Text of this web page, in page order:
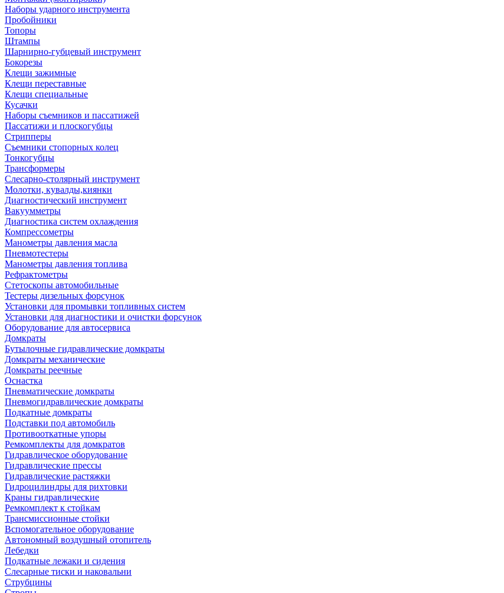
Наборы ударного инструмента
Пробойники
Топоры
Штампы
Шарнирно-губцевый инструмент
Бокорезы
Клещи зажимные
Клещи переставные
Клещи специальные
Кусачки
Наборы съемников и пассатижей
Пассатижи и плоскогубцы
Стрипперы
Съемники стопорных колец
Тонкогубцы
Трансформеры
Слесарно-столярный инструмент
Молотки, кувалды,киянки
Диагностический инструмент
Вакуумметры
Диагностика систем охлаждения
Компрессометры
Манометры давления масла
Пневмотестеры
Манометры давления топлива
Рефрактометры
Стетоскопы автомобильные
Тестеры дизельных форсунок
Установки для промывки топливных систем
Установки для диагностики и очистки форсунок
Оборудование для автосервиса
Домкраты
Бутылочные гидравлические домкраты
Домкраты механические
Домкраты реечные
Оснастка
Пневматические домкраты
Пневмогидравлические домкраты
Подкатные домкраты
Подставки под автомобиль
Противооткатные упоры
Ремкомплекты для домкратов
Гидравлическое оборудование
Гидравлические прессы
Гидравлические растяжки
Гидроцилиндры для рихтовки
Краны гидравлические
Ремкомплект к стойкам
Трансмиссионные стойки
Вспомогательное оборудование
Автономный воздушный отопитель
Лебедки
Подкатные лежаки и сидения
Слесарные тиски и наковальни
Струбцины